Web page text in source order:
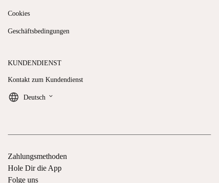
Cookies
Geschäftsbedingungen
KUNDENDIENST
Kontakt zum Kundendienst
Deutsch keyboard_arrow_down
Zahlungsmethoden
Hole Dir die App
Folge uns